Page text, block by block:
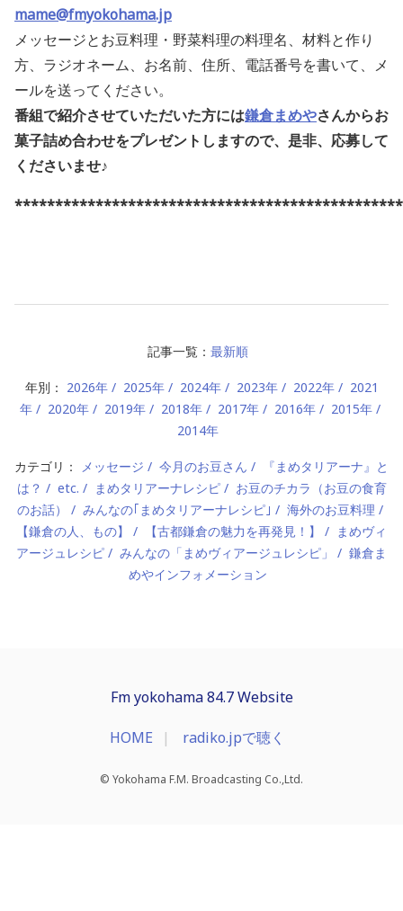
mame@fmyokohama.jp
メッセージとお豆料理・野菜料理の料理名、材料と作り
方、ラジオネーム、お名前、住所、電話番号を書いて、メ
ールを送ってください。
番組で紹介させていただいた方には鎌倉まめやさんからお
菓子詰め合わせをプレゼントしますので、是非、応募して
くださいませ♪
記事一覧： 最新順
年別： 2026年 2025年 2024年 2023年 2022年
2021
年
2020年 2019年 2018年 2017年 2016年
2015年
2014年
カテゴリ： メッセージ 今月のお豆さん
『まめタリアーナ』と
は？
etc. まめタリアーナレシピ
お豆のチカラ（お豆の食育
のお話）
みんなの｢まめタリアーナレシピ｣
海外のお豆料理
【鎌倉の人、もの】
【古都鎌倉の魅力を再発見！】
まめヴィ
アージュレシピ
みんなの「まめヴィアージュレシピ」
鎌倉ま
めやインフォメーション
Fm yokohama 84.7 Website
HOME radiko.jpで聴く
© Yokohama F.M. Broadcasting Co.,Ltd.